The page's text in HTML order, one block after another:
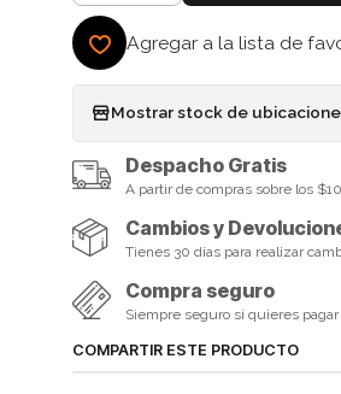
Agregar a la lista de
Mostrar stock de
Despacho Gratis
A partir de compras sobre los
Cambios y
Tienes 30 días para realizar
Compra seguro
Siempre seguro si quieres
COMPARTIR ESTE PRODUCTO